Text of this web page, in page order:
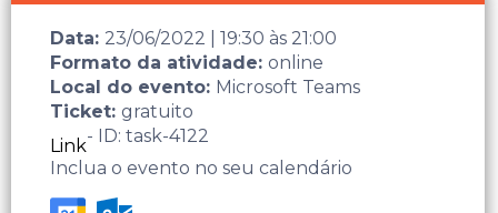
Data: 23/06/2022 19:30 às 21:00
Formato da atividade: online
Local do evento: Microsoft Teams
Ticket: gratuito
Link- ID: task-4122
Inclua o evento no seu calendário